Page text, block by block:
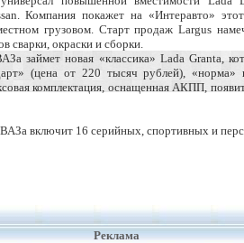
Компания покажет на «Интеравто»
грузовом. Старт продаж Largus
сварки, окраски и сборки.
займет новая «классика» Lada Granta,
(цена от 220 тысяч рублей),
комплектация, оснащенная АКПП,
включит 16 серийных, спортивных и
Реклама